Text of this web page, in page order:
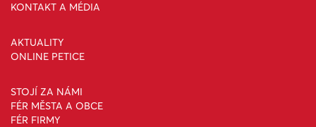
KONTAKT A MÉDIA
AKTUALITY
ONLINE PETICE
STOJÍ ZA NÁMI
FÉR MĚSTA A OBCE
FÉR FIRMY